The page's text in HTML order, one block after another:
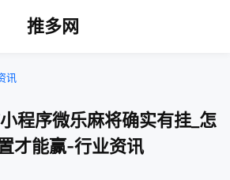
推多网
讯
程序微乐麻将确实有挂_怎
才能赢-行业资讯